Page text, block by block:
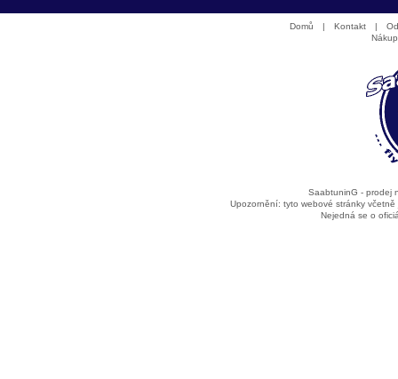
Domů | Kontakt |
SaabtuninG - prodej
Upozornění: tyto webové stránky
Nejedná se o